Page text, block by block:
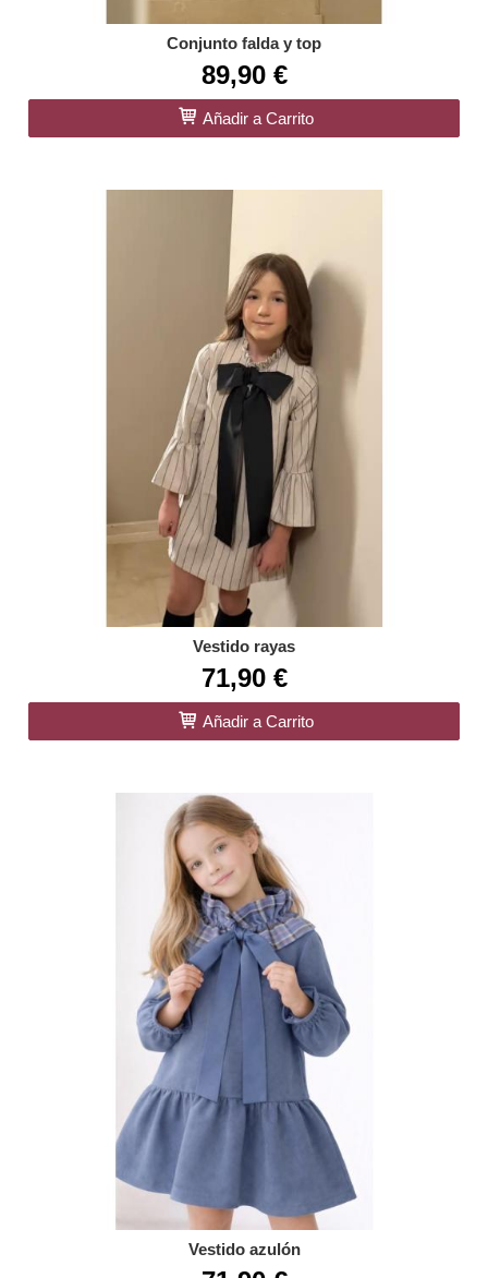
Conjunto falda y top
89,90 €
Añadir a Carrito
Vestido rayas
71,90 €
Añadir a Carrito
Vestido azulón